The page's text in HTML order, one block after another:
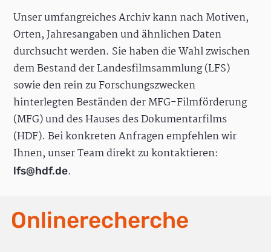
Unser umfangreiches Archiv kann nach Motiven,
Orten, Jahresangaben und ähnlichen Daten
durchsucht werden. Sie haben die Wahl zwischen
dem Bestand der Landesfilmsammlung (LFS)
sowie den rein zu Forschungszwecken
hinterlegten Beständen der MFG-Filmförderung
(MFG) und des Hauses des Dokumentarfilms
(HDF). Bei konkreten Anfragen empfehlen wir
Ihnen, unser Team direkt zu kontaktieren:
lfs@hdf.de.
Onlinerecherche